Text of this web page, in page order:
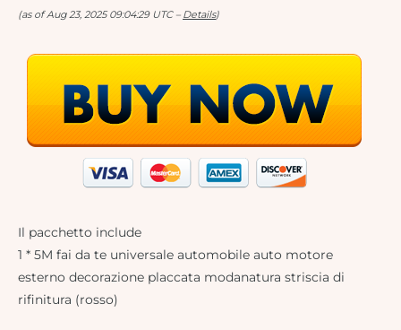
(as of Aug 23, 2025 09:04:29 UTC – Details)
Il pacchetto include
1 * 5M fai da te universale automobile auto motore
esterno decorazione placcata modanatura striscia di
rifinitura (rosso)